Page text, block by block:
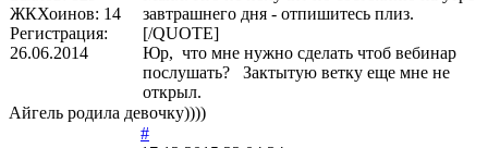
ЖКХоинов: 14
Регистрация:
26.06.2014
завтрашнего дня - отпишитесь плиз.
[/QUOTE]
Юр, что мне нужно сделать чтоб вебинар
послушать? Зактытую ветку еще мне не
открыл.
Айгель родила девочку))))
#